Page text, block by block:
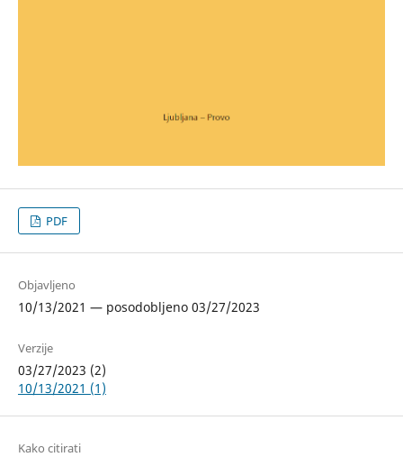
PDF
Objavljeno
10/13/2021 — posodobljeno 03/27/2023
Verzije
03/27/2023 (2)
10/13/2021 (1)
Kako citirati